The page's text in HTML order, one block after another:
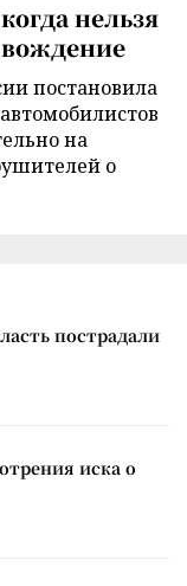
нельзя
вождение
постановила
на
о
пострадали
иска о